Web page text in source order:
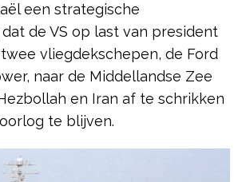
een strategische
de VS op last van president
vliegdekschepen, de Ford
naar de Middellandse Zee
en Iran af te schrikken
te blijven.